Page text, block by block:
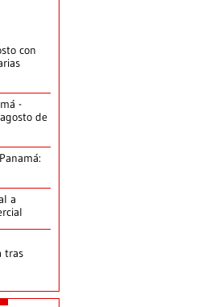
con
-
de
a
tras